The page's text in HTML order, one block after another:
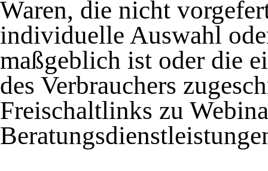
Waren, die nicht
individuelle Auswahl
maßgeblich ist oder die
des Verbrauchers
Freischaltlinks zu